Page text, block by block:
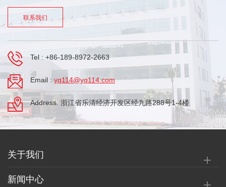
联系我们
Tel : +86-189-8972-2663
Email : yq114@yq114.com
Address: 浙江省乐清经济开发区经九路288号1-4楼
关于我们
新闻中心